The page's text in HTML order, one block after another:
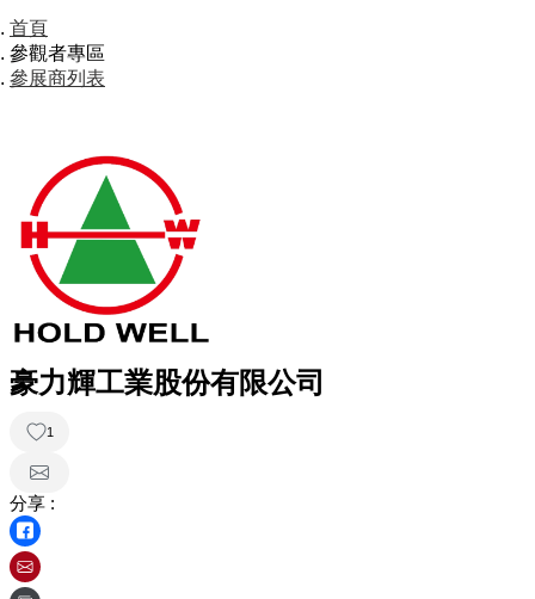
首頁
參觀者專區
參展商列表
豪力輝工業股份有限公司
1
分享 :